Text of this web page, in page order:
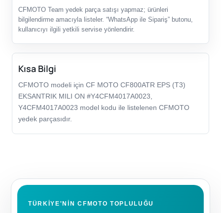
CFMOTO Team yedek parça satışı yapmaz; ürünleri
bilgilendirme amacıyla listeler. “WhatsApp ile Sipariş” butonu,
kullanıcıyı ilgili yetkili servise yönlendirir.
Kısa Bilgi
CFMOTO modeli için CF MOTO CF800ATR EPS (T3)
EKSANTRIK MILI ON #Y4CFM4017A0023,
Y4CFM4017A0023 model kodu ile listelenen CFMOTO
yedek parçasıdır.
TÜRKIYE'NIN CFMOTO TOPLULUĞU